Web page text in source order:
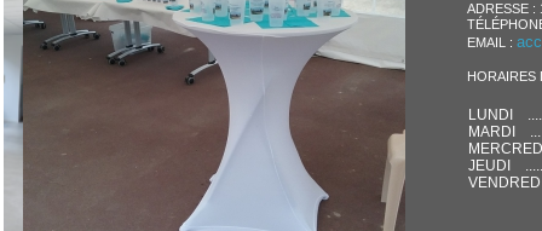
LUNDI
MARDI
JEUDI
ADRESSE :
EMAIL :
HORAIRES